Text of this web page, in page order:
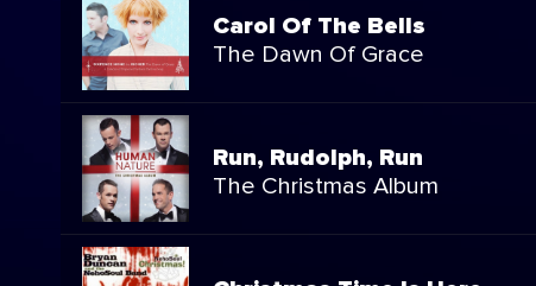
Carol Of The Bells
The Dawn Of Grace
Run, Rudolph, Run
The Christmas Album